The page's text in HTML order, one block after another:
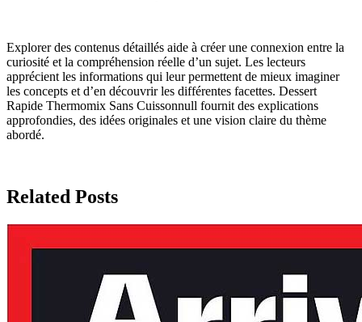
Explorer des contenus détaillés aide à créer une connexion entre la
curiosité et la compréhension réelle d’un sujet. Les lecteurs
apprécient les informations qui leur permettent de mieux imaginer
les concepts et d’en découvrir les différentes facettes. Dessert
Rapide Thermomix Sans Cuissonnull fournit des explications
approfondies, des idées originales et une vision claire du thème
abordé.
Related Posts